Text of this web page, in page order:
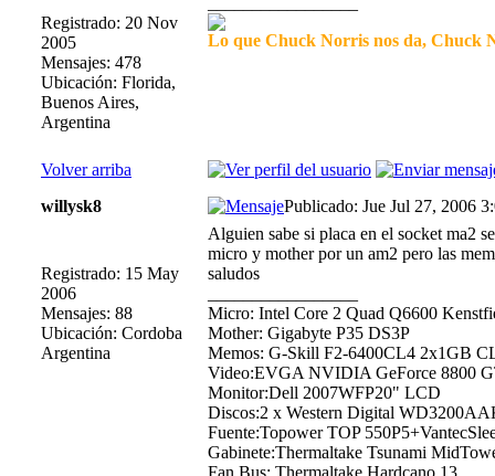
Registrado: 20 Nov
2005
Mensajes: 478
Ubicación: Florida,
Buenos Aires,
Argentina
Lo que Chuck Norris nos da, Chuck
Volver arriba
willysk8
Publicado: Jue Jul 27, 2006
Registrado: 15 May
2006
Mensajes: 88
Ubicación: Cordoba
Argentina
Alguien sabe si placa en el socket ma2
micro y mother por un am2 pero las
saludos
Micro: Intel Core 2 Quad Q6600
Mother: Gigabyte P35 DS3P
Memos: G-Skill F2-6400CL4 2x1GB
Video:EVGA NVIDIA GeForce 8800
Monitor:Dell 2007WFP20" LCD
Discos:2 x Western Digital
Fuente:Topower TOP
Gabinete:Thermaltake Tsunami
Fan Bus: Thermaltake Hardcano 13